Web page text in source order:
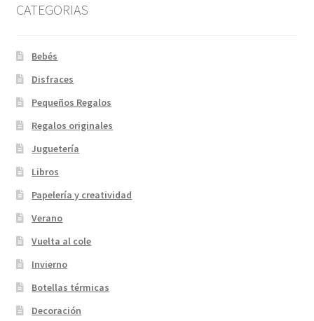
CATEGORIAS
Bebés
Disfraces
Pequeños Regalos
Regalos originales
Juguetería
Libros
Papelería y creatividad
Verano
Vuelta al cole
Invierno
Botellas térmicas
Decoración